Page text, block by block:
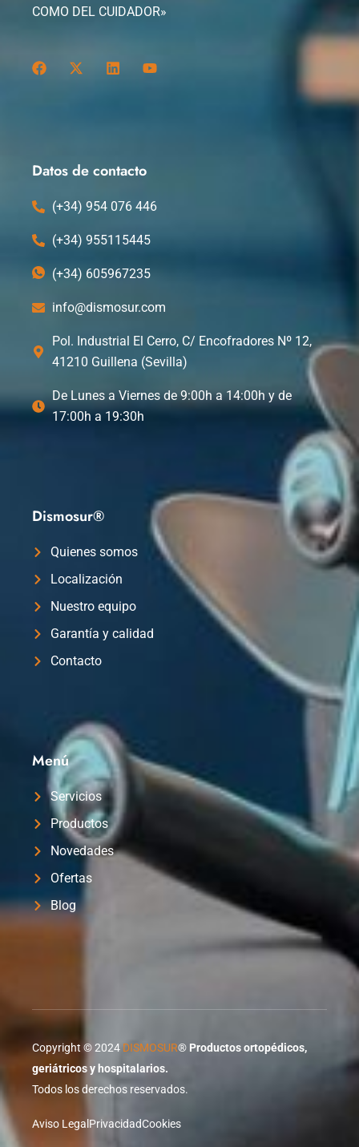
COMO DEL CUIDADOR»
F
k
X
e
L
n
Y
Datos de contacto
(+34) 954 076 446
(+34) 955115445
(+34) 605967235
info@dismosur.com
Pol. Industrial El Cerro, C/ Encofradores Nº 12,
41210 Guillena (Sevilla)
De Lunes a Viernes de 9:00h a 14:00h y de
17:00h a 19:30h
Dismosur®
Quienes somos
Localización
Nuestro equipo
Garantía y calidad
Contacto
Menú
Servicios
Productos
Novedades
Ofertas
Blog
Copyright © 2024 DISMOSUR® Productos ortopédicos,
geriátricos y hospitalarios.
Todos los derechos reservados.
Aviso Legal PrivacidadCookies